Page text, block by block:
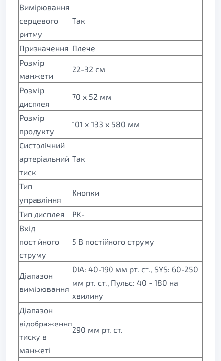
Вимірювання
серцевого
ритму
Так
Призначення Плече
Розмір
манжети
22-32 см
Розмір
дисплея
70 x 52 мм
Розмір
продукту
101 х 133 х 580 мм
Систолічний
артеріальний
тиск
Так
Тип
управління
Кнопки
Тип дисплея
РК-
Вхід
постійного
струму
5 В постійного струму
Діапазон
вимірювання
DIA: 40-190 мм рт. ст., SYS: 60-250
мм рт. ст., Пульс: 40 ~ 180 на
хвилину
Діапазон
відображення
тиску в
манжеті
290 мм рт. ст.